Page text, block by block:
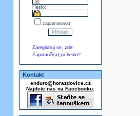
Heslo:
zapamatovat
Zaregistruj se, zde!
Zapomněl(a) jsi heslo?
Kontakt
enduro@horazdovice.cz
Najdete nás na Facebooku: